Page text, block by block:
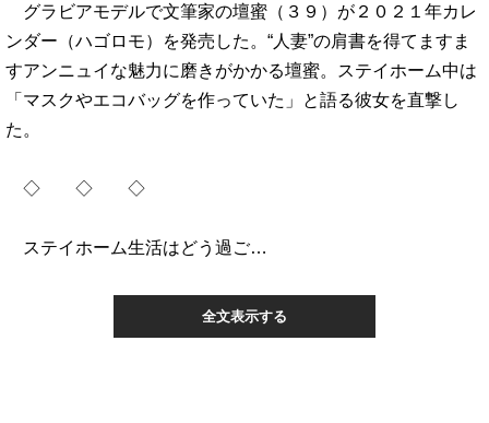
グラビアモデルで文筆家の壇蜜（３９）が２０２１年カレ
ンダー（ハゴロモ）を発売した。“人妻”の肩書を得てますま
すアンニュイな魅力に磨きがかかる壇蜜。ステイホーム中は
「マスクやエコバッグを作っていた」と語る彼女を直撃し
た。
◇ ◇ ◇
ステイホーム生活はどう過ご…
全文表示する